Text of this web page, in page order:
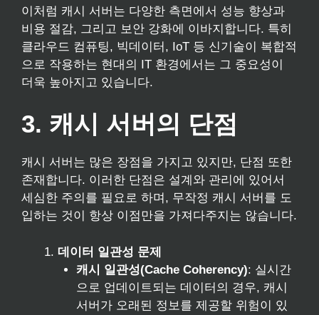
이처럼 캐시 서버는 다양한 측면에서 성능 향상과
비용 절감, 그리고 보안 강화에 이바지합니다. 특히
클라우드 컴퓨팅, 빅데이터, IoT 등 신기술이 복합적
으로 작용하는 현대의 IT 환경에서는 그 중요성이
더욱 높아지고 있습니다.
3. 캐시 서버의 단점
캐시 서버는 많은 장점을 가지고 있지만, 단점 또한
존재합니다. 이러한 단점은 설계와 관리에 있어서
세심한 주의를 필요로 하며, 무작정 캐시 서버를 도
입하는 것이 항상 이점만을 가져다주지는 않습니다.
데이터 일관성 문제
캐시 일관성(Cache Coherency): 실시간
으로 업데이트되는 데이터의 경우, 캐시
서버가 오래된 정보를 제공할 위험이 있